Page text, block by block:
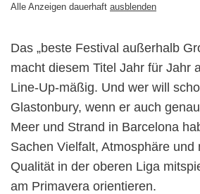
Alle Anzeigen dauerhaft ausblenden
Das „beste Festival außerhalb
macht diesem Titel Jahr für Jahr
Line-Up-mäßig. Und wer will
Glastonbury, wenn er auch
Meer und Strand in Barcelona
Sachen Vielfalt, Atmosphäre und
Qualität in der oberen Liga
am Primavera orientieren.